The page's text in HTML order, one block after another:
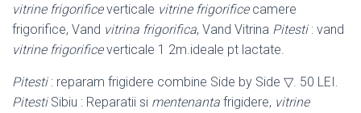
vitrine frigorificeverticale vitrine frigorificecamere
frigorifice, Vand vitrina frigorifica, Vand Vitrina Pitesti: vand
vitrine frigorificeverticale 1 2m.ideale pt lactate.
Pitesti: reparam frigidere combine Side by Side ▽. 50 LEI.
PitestiSibiu : Reparatii si mentenanta frigidere, vitrine